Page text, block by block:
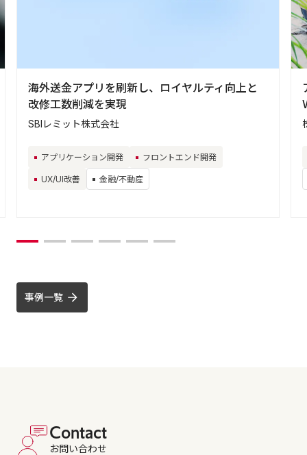
海外送金アプリを刷新し、ロイヤルティ向上と
改修工数削減を実現
SBIレミット株式会社
アプリケーション開発 フロントエンド開発
UX/UI改善 金融/不動産
事例一覧
Contact
お問い合わせ